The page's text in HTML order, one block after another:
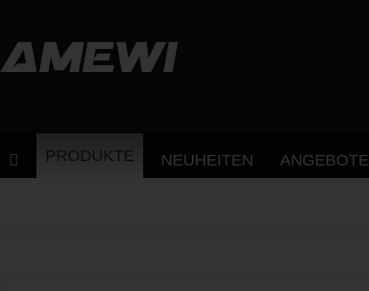
PRODUKTE NEUHEITEN ANGEBOTE